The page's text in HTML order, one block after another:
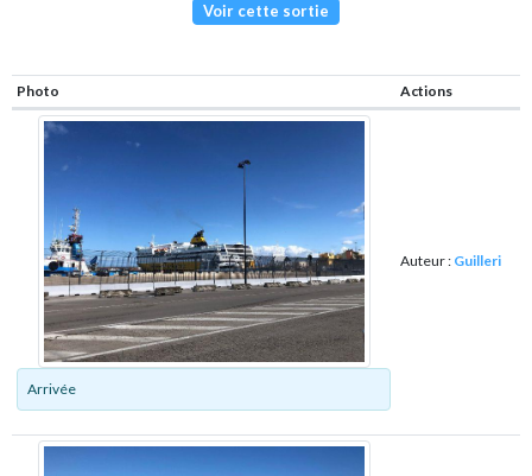
Voir cette sortie
Photo Actions
Arrivée
Auteur : Guilleri